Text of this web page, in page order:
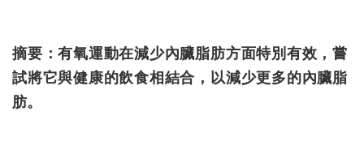
摘要：有氧運動在減少內臟脂肪方面特別有效，嘗
試將它與健康的飲食相結合，以減少更多的內臟脂
肪。